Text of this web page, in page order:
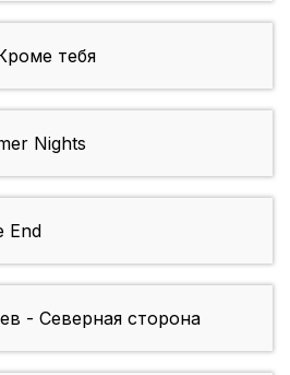
тебя
Nights
End
- Северная сторона